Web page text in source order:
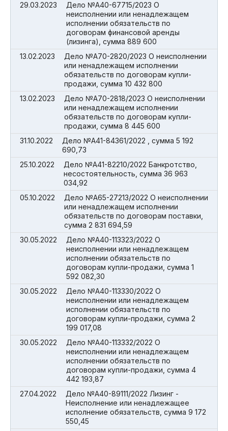
29.03.2023
Дело №А40-67715/2023 О
неисполнении или ненадлежащем
исполнении обязательств по
договорам финансовой аренды
(лизинга), сумма 889 600
13.02.2023
Дело №А70-2820/2023 О неисполнении
или ненадлежащем исполнении
обязательств по договорам купли-
продажи, сумма 10 432 800
13.02.2023
Дело №А70-2818/2023 О неисполнении
или ненадлежащем исполнении
обязательств по договорам купли-
продажи, сумма 8 445 600
31.10.2022
Дело №А41-84361/2022 , сумма 5 192
690,73
25.10.2022
Дело №А41-82210/2022 Банкротство,
несостоятельность, сумма 36 963
034,92
05.10.2022
Дело №А65-27213/2022 О неисполнении
или ненадлежащем исполнении
обязательств по договорам поставки,
сумма 2 831 694,59
30.05.2022
Дело №А40-113323/2022 О
неисполнении или ненадлежащем
исполнении обязательств по
договорам купли-продажи, сумма 1
592 082,30
30.05.2022
Дело №А40-113330/2022 О
неисполнении или ненадлежащем
исполнении обязательств по
договорам купли-продажи, сумма 2
199 017,08
30.05.2022
Дело №А40-113332/2022 О
неисполнении или ненадлежащем
исполнении обязательств по
договорам купли-продажи, сумма 4
442 193,87
27.04.2022
Дело №А40-89111/2022 Лизинг -
Неисполнение или ненадлежащее
исполнение обязательств, сумма 9 172
550,45